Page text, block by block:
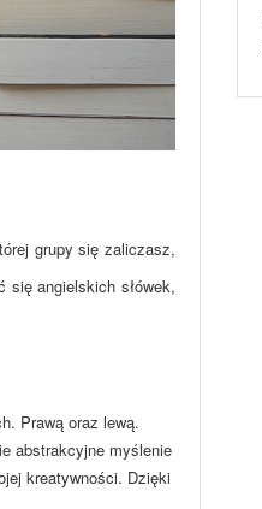
grupy się zaliczasz,
angielskich słówek,
Prawą oraz lewą.
abstrakcyjne myślenie
kreatywności. Dzięki